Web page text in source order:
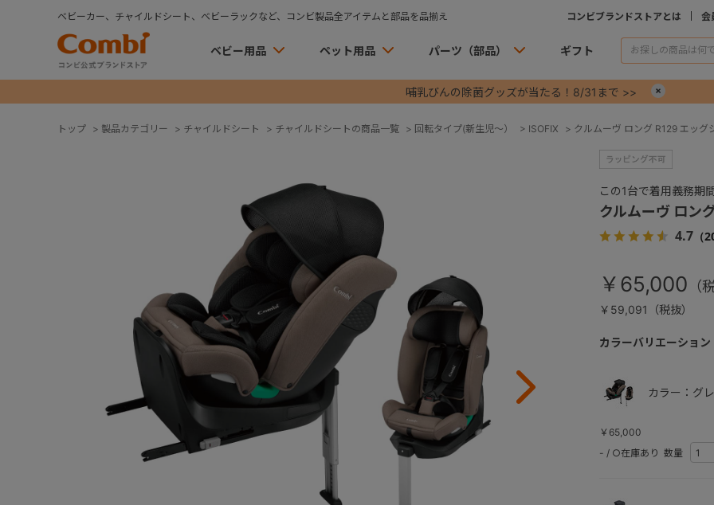
ベビーカー、チャイルドシート、ベビーラックなど、コンビ製品全アイテムと部品を品揃え コンビブランドストアとは 会
ベビー用品 ペット用品 パーツ（部品） ギフト
哺乳びんの除菌グッズが当たる！8/31まで >>
トップ > 製品カテゴリー > チャイルドシート > チャイルドシートの商品一覧 > 回転タイプ(新生児～） > ISOFIX > クルムーヴ ロング R129 エッグ
この1台で着用義務期
クルムーヴ ロン
4.7 （
￥65,000
￥59,091（税抜）
カラーバリエーション
カラー：グ
￥65,000
- / ○在庫あり 数量